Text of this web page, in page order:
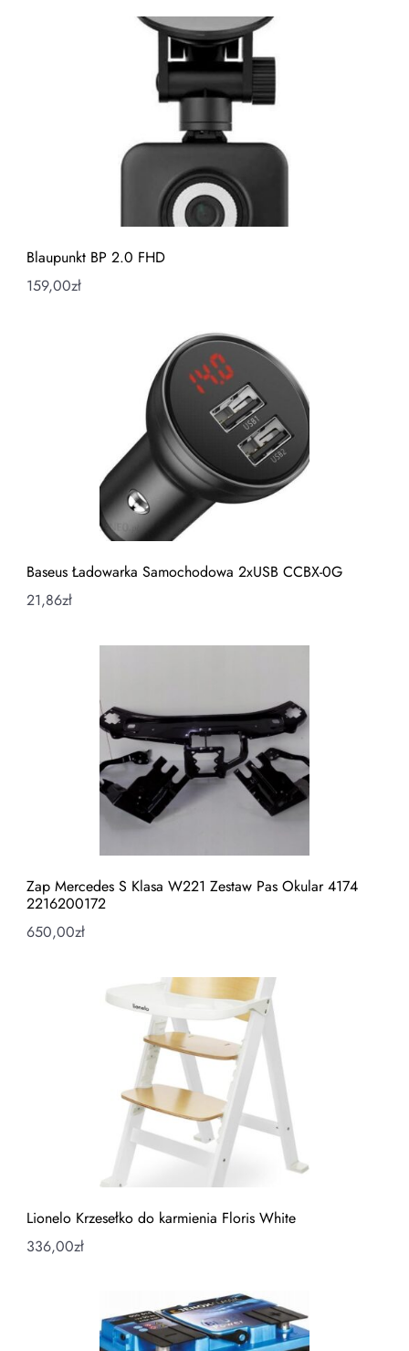
Blaupunkt BP 2.0 FHD
159,00zł
Baseus Ładowarka Samochodowa 2xUSB CCBX-0G
21,86zł
Zap Mercedes S Klasa W221 Zestaw Pas Okular 4174
2216200172
650,00zł
Lionelo Krzesełko do karmienia Floris White
336,00zł